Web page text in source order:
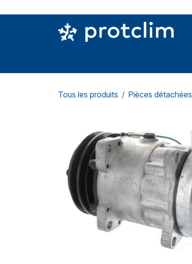
Tous les produits Pièces détachées